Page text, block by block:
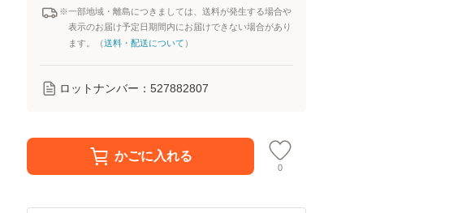
※一部地域・離島につきましては、送料が発生する場合や
表示のお届け予定日期間内にお届けできない場合があり
ます。（送料・配送について ）
ロットナンバー： 527882807
かごに入れる
0